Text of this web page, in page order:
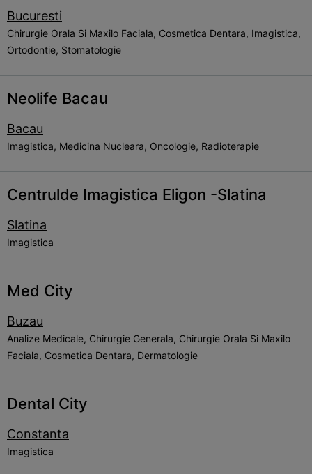
Bucuresti
Chirurgie Orala Si Maxilo Faciala, Cosmetica Dentara, Imagistica,
Ortodontie, Stomatologie
Neolife Bacau
Bacau
Imagistica, Medicina Nucleara, Oncologie, Radioterapie
Centrulde Imagistica Eligon -Slatina
Slatina
Imagistica
Med City
Buzau
Analize Medicale, Chirurgie Generala, Chirurgie Orala Si Maxilo
Faciala, Cosmetica Dentara, Dermatologie
Dental City
Constanta
Imagistica